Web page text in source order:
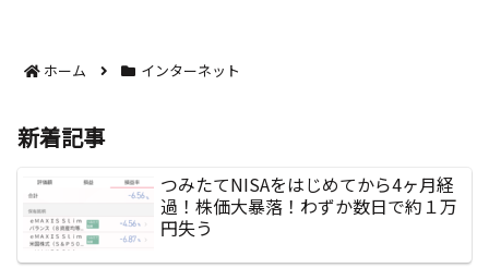
ホーム インターネット
新着記事
つみたてNISAをはじめてから4ヶ月経
過！株価大暴落！わずか数日で約１万
円失う